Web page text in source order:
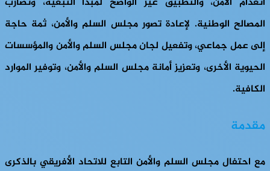
المصالح الوطنية. لإعادة تصور مجلس السلم والأمن، ثمة حاجة
إلى عمل جماعي، وتفعيل لجان مجلس السلم والأمن والمؤسسات
الحيوية الأخرى، وتعزيز أمانة مجلس السلم والأمن، وتوفير الموارد
الكافية.
مقدمة
مع احتفال مجلس السلم والأمن التابع للاتحاد الأفريقي بالذكرى